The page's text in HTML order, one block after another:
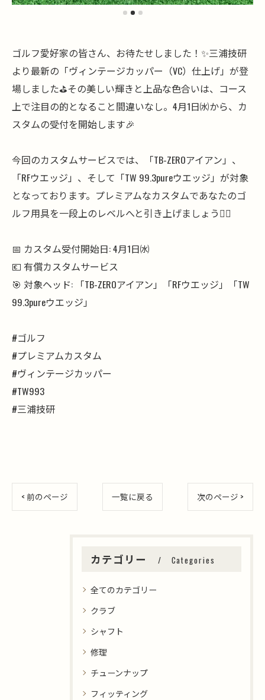
ゴルフ愛好家の皆さん、お待たせしました！✨三浦技研
より最新の「ヴィンテージカッパー（VC）仕上げ」が登
場しました⛳️その美しい輝きと上品な色合いは、コース
上で注目の的となること間違いなし。4月1日㈬から、カ
スタムの受付を開始します🎉
今回のカスタムサービスでは、「TB-ZEROアイアン」、
「RFウエッジ」、そして「TW 99.3pureウエッジ」が対象
となっております。プレミアムなカスタムであなたのゴ
ルフ用具を一段上のレベルへと引き上げましょう🏌️‍♂️
📅 カスタム受付開始日: 4月1日㈬
💶 有償カスタムサービス
🎯 対象ヘッド: 「TB-ZEROアイアン」「RFウエッジ」「TW
99.3pureウエッジ」
#ゴルフ
#プレミアムカスタム
#ヴィンテージカッパー
#TW993
#三浦技研
< 前のページ 一覧に戻る 次のページ >
カテゴリー Categories
全てのカテゴリー
クラブ
シャフト
修理
チューンナップ
フィッティング